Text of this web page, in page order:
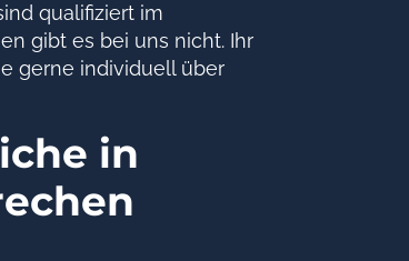
qualifiziert im
gibt es bei uns nicht. Ihr
gerne individuell über
in